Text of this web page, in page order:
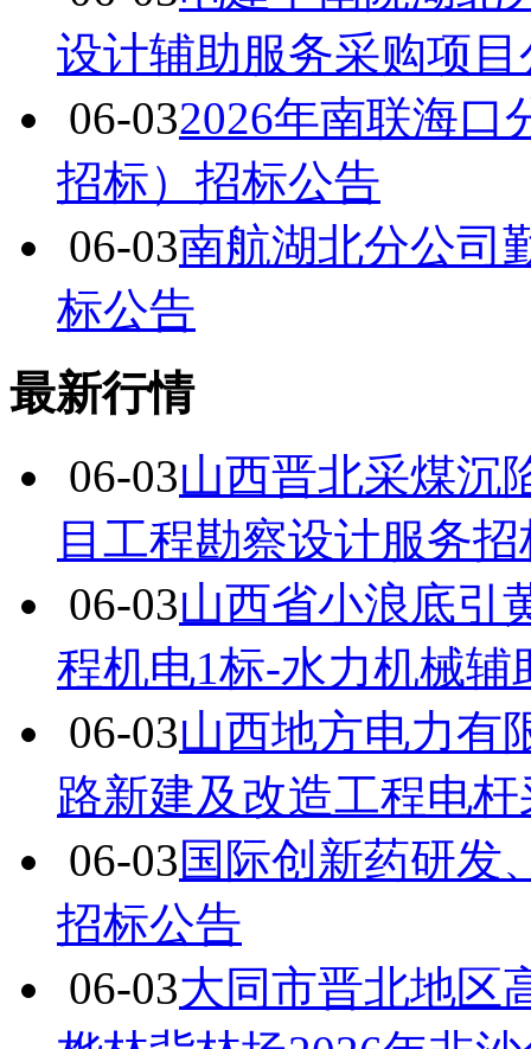
设计辅助服务采购项
06-032026年南联海口
招标）招标公告
06-03南航湖北分公司
标公告
最新行情
06-03山西晋北采煤沉
目工程勘察设计服务
06-03山西省小浪底引
程机电1标-水力机械
06-03山西地方电力有
路新建及改造工程电
06-03国际创新药研发
招标公告
06-03大同市晋北地区